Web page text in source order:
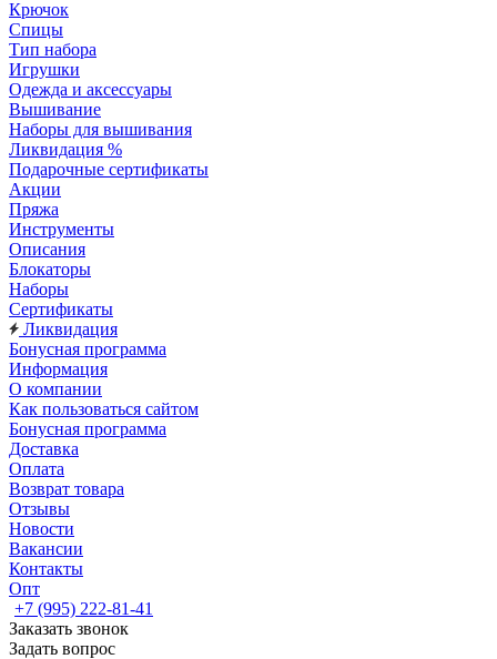
Крючок
Спицы
Тип набора
Игрушки
Одежда и аксессуары
Вышивание
Наборы для вышивания
Ликвидация %
Подарочные сертификаты
Акции
Пряжа
Инструменты
Описания
Блокаторы
Наборы
Сертификаты
Ликвидация
Бонусная программа
Информация
О компании
Как пользоваться сайтом
Бонусная программа
Доставка
Оплата
Возврат товара
Отзывы
Новости
Вакансии
Контакты
Опт
+7 (995) 222-81-41
Заказать звонок
Задать вопрос